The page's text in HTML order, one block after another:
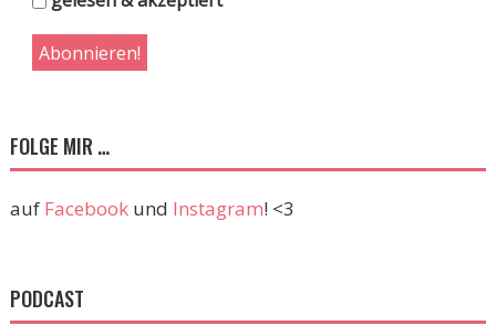
FOLGE MIR …
auf Facebookund Instagram! <3
PODCAST